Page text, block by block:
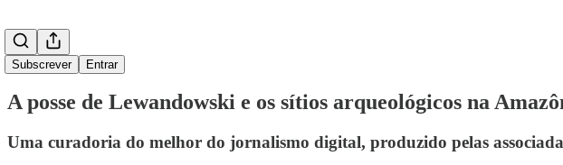
Subscrever Entrar
A posse de Lewandowski e os sítios arqueológicos na
Uma curadoria do melhor do jornalismo digital, produzido pelas